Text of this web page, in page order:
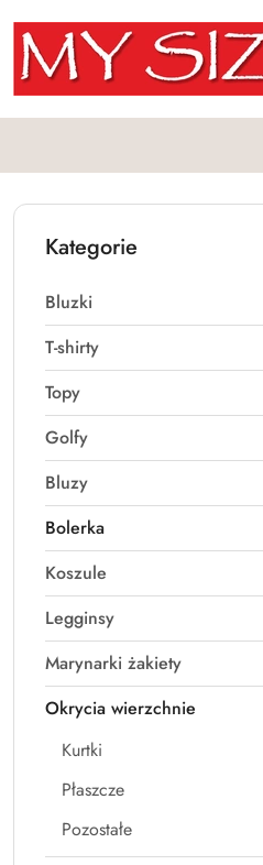
Przejdź do treści
Przejdź do wyszukiwarki
Przejdź do moje konto
Przejdź do menu
Przejdź do stopki
Kategorie
Bluzki
T-shirty
Topy
Golfy
Bluzy
Bolerka
Koszule
Legginsy
Marynarki żakiety
Okrycia wierzchnie
Kurtki
Płaszcze
Pozostałe